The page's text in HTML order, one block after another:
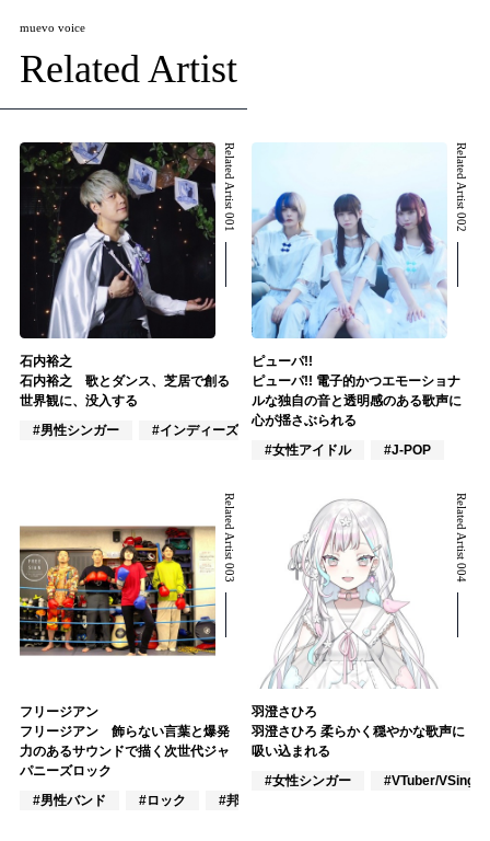
muevo voice
Related Artist
Related Artist 001
石内裕之
石内裕之 歌とダンス、芝居で創る
世界観に、没入する
#男性シンガー
#インディーズ #作詞/作曲家
Related Artist 002
ピューパ!!
ピューパ!! 電子的かつエモーショナ
ルな独自の音と透明感のある歌声に
心が揺さぶられる
#女性アイドル
#J-POP
Related Artist 003
フリージアン
フリージアン 飾らない言葉と爆発
力のあるサウンドで描く次世代ジャ
パニーズロック
#男性バンド
#ロック #邦ロック
Related Artist 004
羽澄さひろ
羽澄さひろ 柔らかく穏やかな歌声に
吸い込まれる
#女性シンガー
#VTuber/VSinger